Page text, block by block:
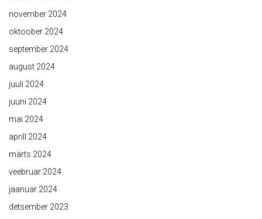
november 2024
oktoober 2024
september 2024
august 2024
juuli 2024
juuni 2024
mai 2024
aprill 2024
märts 2024
veebruar 2024
jaanuar 2024
detsember 2023